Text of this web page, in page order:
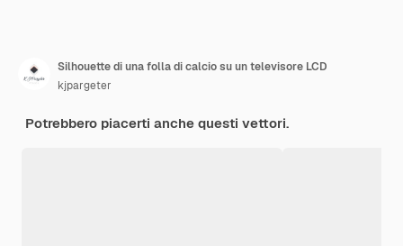
Silhouette di una folla di calcio su un televisore LCD
kjpargeter
Potrebbero piacerti anche questi vettori.